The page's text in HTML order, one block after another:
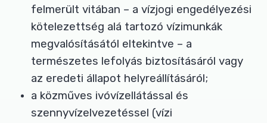
felmerült vitában – a vízjogi engedélyezési
kötelezettség alá tartozó vízimunkák
megvalósításától eltekintve – a
természetes lefolyás biztosításáról vagy
az eredeti állapot helyreállításáról;
a közműves ivóvízellátással és
szennyvízelvezetéssel (vízi